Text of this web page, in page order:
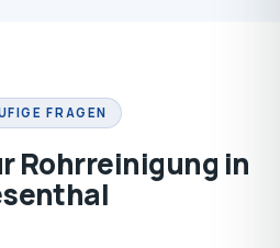
FRAGEN
Rohrreinigung in